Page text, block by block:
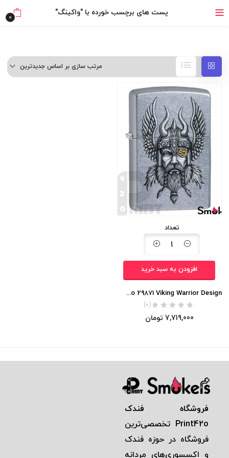
خرید قسطی با ترب‌پی
خرید قسطی با ترب‌پی
پست های برچسب خورده با "واکینگ" 0
مرتب سازی بر اساس جدیدترین
تعداد
افزودن به سبد خرید
Zippo 29871 Viking Warrior Design
(0)
7,719,000 تومان
فروشگاه فندک
Print42o تخصصی‌ترين
فروشگاه در حوزه فندک
و اكسسوری‌های مردانه